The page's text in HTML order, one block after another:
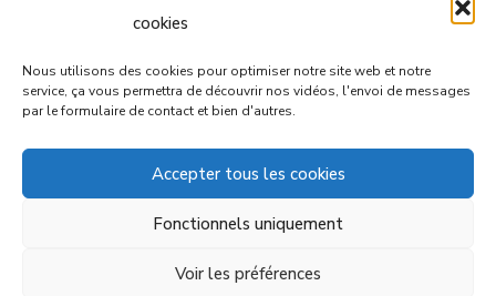
cookies
Nous utilisons des cookies pour optimiser notre site web et notre
service, ça vous permettra de découvrir nos vidéos, l'envoi de messages
par le formulaire de contact et bien d'autres.
Accepter tous les cookies
Fonctionnels uniquement
Voir les préférences
Mentions légales
Orocom.fr